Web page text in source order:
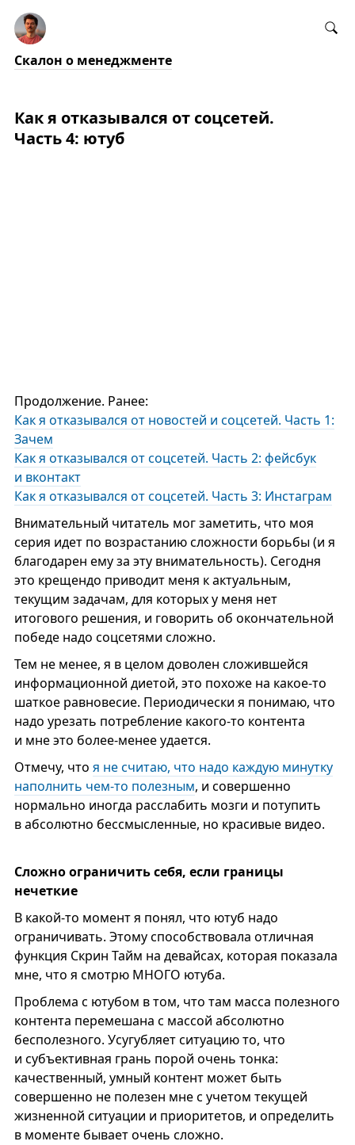
Скалон о менеджменте
Как я отказывался от соцсетей.
Часть 4: ютуб
Продолжение. Ранее:
Как я отказывался от новостей и соцсетей. Часть 1:
Зачем
Как я отказывался от соцсетей. Часть 2: фейсбук
и вконтакт
Как я отказывался от соцсетей. Часть 3: Инстаграм
Внимательный читатель мог заметить, что моя
серия идет по возрастанию сложности борьбы (и я
благодарен ему за эту внимательность). Сегодня
это крещендо приводит меня к актуальным,
текущим задачам, для которых у меня нет
итогового решения, и говорить об окончательной
победе надо соцсетями сложно.
Тем не менее, я в целом доволен сложившейся
информационной диетой, это похоже на какое-то
шаткое равновесие. Периодически я понимаю, что
надо урезать потребление какого-то контента
и мне это более-менее удается.
Отмечу, что я не считаю, что надо каждую минутку
наполнить чем-то полезным, и совершенно
нормально иногда расслабить мозги и потупить
в абсолютно бессмысленные, но красивые видео.
Сложно ограничить себя, если границы
нечеткие
В какой-то момент я понял, что ютуб надо
ограничивать. Этому способствовала отличная
функция Скрин Тайм на девайсах, которая показала
мне, что я смотрю МНОГО ютуба.
Проблема с ютубом в том, что там масса полезного
контента перемешана с массой абсолютно
бесполезного. Усугубляет ситуацию то, что
и субъективная грань порой очень тонка:
качественный, умный контент может быть
совершенно не полезен мне с учетом текущей
жизненной ситуации и приоритетов, и определить
в моменте бывает очень сложно.